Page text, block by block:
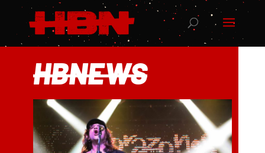
HBNEWS